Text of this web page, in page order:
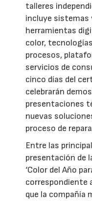
talleres
incluye sistemas
herramientas
color,
procesos,
servicios de
cinco días del
celebrarán
presentaciones
nuevas
proceso de
Entre las
presentación de
‘Color del Año
correspondiente
que la compañía